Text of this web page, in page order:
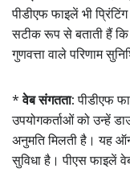
पीडीएफ फाइलें भी
सटीक रूप से बताती हैं
गुणवत्ता वाले परिणाम
*वेब संगतता:पीडीएफ
उपयोगकर्ताओं को उन्हें
अनुमति मिलती है। यह
सुविधा है। पीएस फाइलें